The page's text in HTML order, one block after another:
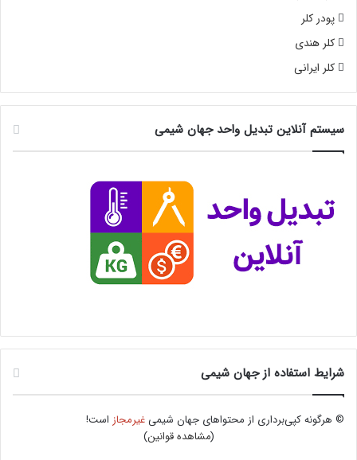
پودر کلر
کلر هندی
کلر ایرانی
سیستم آنلاین تبدیل واحد جهان شیمی
شرایط استفاده از جهان شیمی
© هرگونه کپی‌برداری از محتواهای جهان شیمیغیرمجاز است!
(مشاهده قوانین)